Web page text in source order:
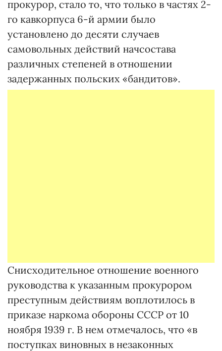
прокурор, стало то, что только в частях 2-
го кавкорпуса 6-й армии было
установлено до десяти случаев
самовольных действий начсостава
различных степеней в отношении
задержанных польских «бандитов».
Снисходительное отношение военного
руководства к указанным прокурором
преступным действиям воплотилось в
приказе наркома обороны СССР от 10
ноября 1939 г. В нем отмечалось, что «в
поступках виновных в незаконных